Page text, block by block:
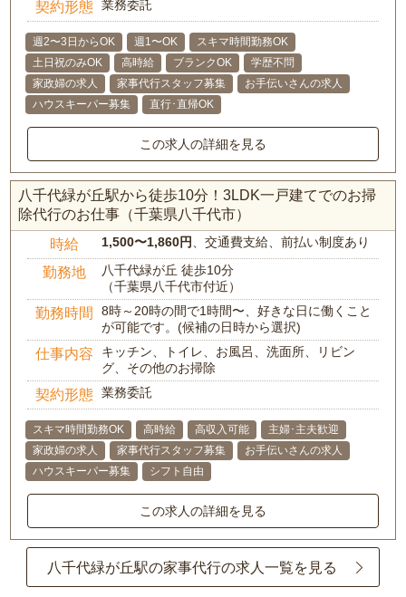
契約形態 業務委託
週2〜3日からOK 週1〜OK
スキマ時間勤務OK
土日祝のみOK
高時給 ブランクOK
学歴不問
家政婦の求人
家事代行スタッフ募集
お手伝いさんの求人
ハウスキーパー募集
直行･直帰OK
この求人の詳細を見る
八千代緑が丘駅から徒歩10分！3LDK一戸建てでのお掃
除代行のお仕事（千葉県八千代市）
時給 1,500〜1,860円、交通費支給、前払い制度あり
勤務地
八千代緑が丘 徒歩10分
（千葉県八千代市付近）
勤務時間
8時～20時の間で1時間〜、好きな日に働くこと
が可能です。(候補の日時から選択)
仕事内容
キッチン、トイレ、お風呂、洗面所、リビン
グ、その他のお掃除
契約形態 業務委託
スキマ時間勤務OK 高時給 高収入可能
主婦･主夫歓迎
家政婦の求人
家事代行スタッフ募集
お手伝いさんの求人
ハウスキーパー募集
シフト自由
この求人の詳細を見る
八千代緑が丘駅の家事代行の求人一覧を見る